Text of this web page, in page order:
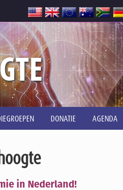
DONATIE AGENDA
in Nederland!